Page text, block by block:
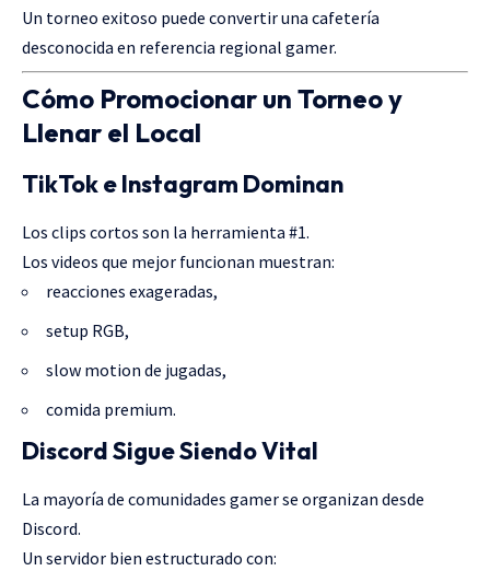
Un torneo exitoso puede convertir una cafetería
desconocida en referencia regional gamer.
Cómo Promocionar un Torneo y
Llenar el Local
TikTok e Instagram Dominan
Los clips cortos son la herramienta #1.
Los videos que mejor funcionan muestran:
reacciones exageradas,
setup RGB,
slow motion de jugadas,
comida premium.
Discord Sigue Siendo Vital
La mayoría de comunidades gamer se organizan desde
Discord.
Un servidor bien estructurado con: